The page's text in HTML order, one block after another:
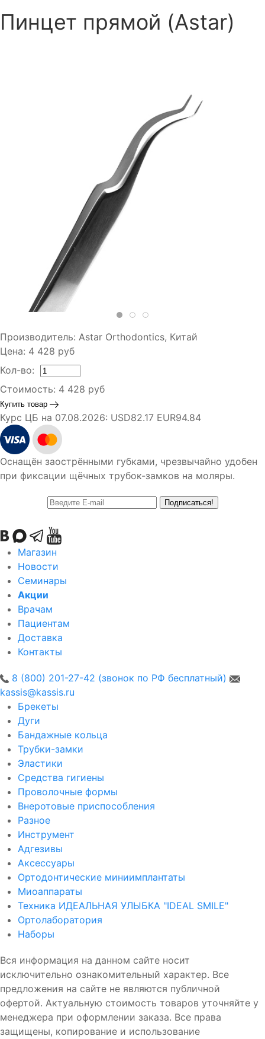
Пинцет прямой (Astar)
Производитель: Astar Orthodontics, Китай
Цена: 4 428 руб
Кол-во:
Стоимость: 4 428 руб
Купить товар
Курс ЦБ на 07.08.2026: USD82.17 EUR94.84
Оснащён заострёнными губками, чрезвычайно удобен
при фиксации щёчных трубок-замков на моляры.
Подписаться!
Магазин
Новости
Семинары
Акции
Врачам
Пациентам
Доставка
Контакты
8 (800) 201-27-42 (звонок по РФ бесплатный)
kassis@kassis.ru
Брекеты
Дуги
Бандажные кольца
Трубки-замки
Эластики
Средства гигиены
Проволочные формы
Внеротовые приспособления
Разное
Инструмент
Адгезивы
Аксессуары
Ортодонтические миниимплантаты
Миоаппараты
Техника ИДЕАЛЬНАЯ УЛЫБКА "IDEAL SMILE"
Ортолаборатория
Наборы
Вся информация на данном сайте носит
исключительно ознакомительный характер. Все
предложения на сайте не являются публичной
офертой. Актуальную стоимость товаров уточняйте у
менеджера при оформлении заказа. Все права
защищены, копирование и использование